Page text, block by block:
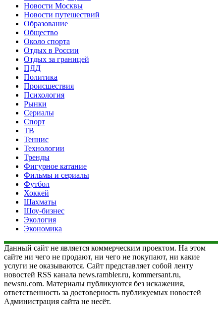
Новости Москвы
Новости путешествий
Образование
Общество
Около спорта
Отдых в России
Отдых за границей
ПДД
Политика
Происшествия
Психология
Рынки
Сериалы
Спорт
ТВ
Теннис
Технологии
Тренды
Фигурное катание
Фильмы и сериалы
Футбол
Хоккей
Шахматы
Шоу-бизнес
Экология
Экономика
Данный сайт не является коммерческим проектом. На этом
сайте ни чего не продают, ни чего не покупают, ни какие
услуги не оказываются. Сайт представляет собой ленту
новостей RSS канала news.rambler.ru, kommersant.ru,
newsru.com. Материалы публикуются без искажения,
ответственность за достоверность публикуемых новостей
Администрация сайта не несёт.